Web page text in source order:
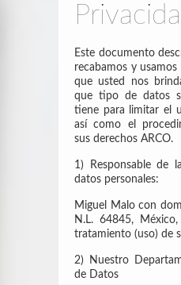
Este documento
recabamos y
que usted nos
que tipo de datos
tiene para limitar el
así como el
sus derechos ARCO.
1) Responsable de
datos personales:
Miguel Malo con
N.L. 64845,
tratamiento (uso) de
2) Nuestro
de Datos